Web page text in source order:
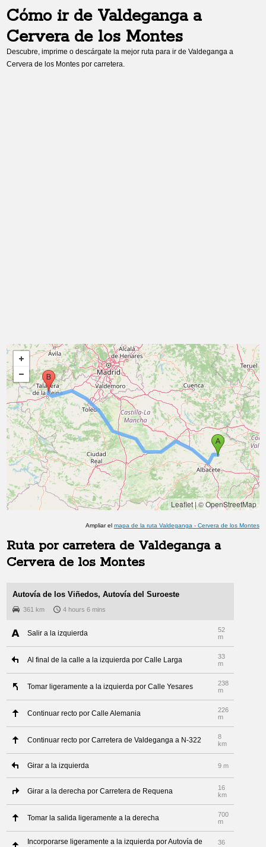
Cómo ir de Valdegangaa
Cervera de los Montes
Descubre, imprime o descárgate la mejor ruta para ir deValdeganga a
Cervera de los Montes por carretera.
Leaflet|© OpenStreetMap
Ampliar el mapa de la ruta Valdeganga - Cervera de los Montes
Ruta por carretera de Valdegangaa
Cervera de los Montes
Autovía de los Viñedos, Autovía del Suroeste
361 km 4 hours 6 mins
Salir a la izquierda
52
m
Al final de la calle a la izquierda por Calle Larga
33
m
Tomar ligeramente a la izquierda por Calle Yesares
238
m
Continuar recto por Calle Alemania
226
m
Continuar recto por Carretera de Valdeganga a N-322
8
km
Girar a la izquierda 9 m
Girar a la derecha por Carretera de Requena
16
km
Tomar la salida ligeramente a la derecha
700
m
Incorporarse ligeramente a la izquierda por Autovía de
36